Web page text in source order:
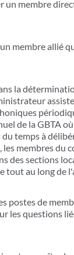
membre
membre allié
la
de la GBTA
temps à
les membres
des sections
tout au long de
postes de
les questions